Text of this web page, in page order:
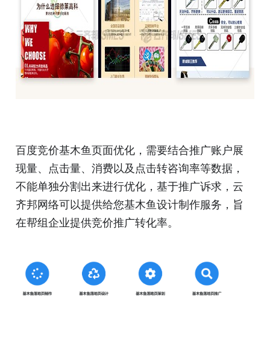
百度竞价基木鱼页面优化，需要结合推广账户展
现量、点击量、消费以及点击转咨询率等数据，
不能单独分割出来进行优化，基于推广诉求，云
齐邦网络可以提供给您基木鱼设计制作服务，旨
在帮组企业提供竞价推广转化率。